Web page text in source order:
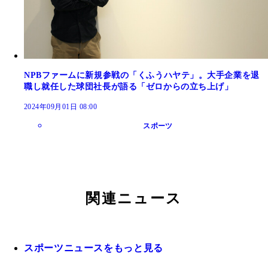
NPBファームに新規参戦の「くふうハヤテ」。大手企業を退
職し就任した球団社長が語る「ゼロからの立ち上げ」
2024年09月01日 08:00
スポーツ
関連ニュース
スポーツニュースをもっと見る